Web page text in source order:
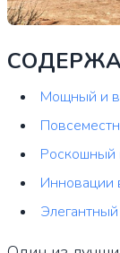
Мощный и
Роскошный
Инновации